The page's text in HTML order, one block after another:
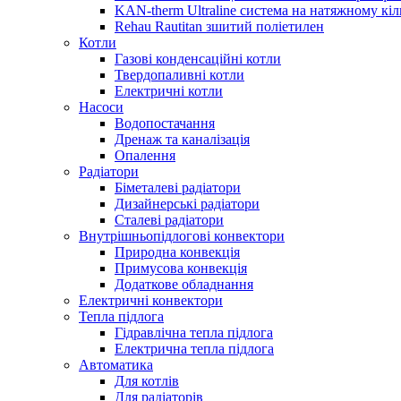
KAN-therm Ultraline система на натяжному
Rehau Rautitan зшитий поліетилен
Котли
Газові конденсаційні котли
Твердопаливні котли
Електричні котли
Насоси
Водопостачання
Дренаж та каналізація
Опалення
Радіатори
Біметалеві радіатори
Дизайнерські радіатори
Сталеві радіатори
Внутрішньопідлогові конвектори
Природна конвекція
Примусова конвекція
Додаткове обладнання
Електричні конвектори
Тепла підлога
Гідравлічна тепла підлога
Електрична тепла підлога
Автоматика
Для котлів
Для радіаторів